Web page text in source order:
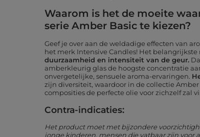
Waarom is het de moeite
serie Amber Basic te kiezen?
Geef je over aan de weldadige effecten van
het merk Intensive Candles! Het
duurzaamheid en intensiteit van de geur.
amberkleurig glas de hoogste concentratie
onvergetelijke, sensuele aroma-ervaringen.
zijn diversiteit, waardoor in de collectie
composities de perfecte olie voor zichzelf zal
Contra-indicaties:
Het product moet met bijzondere
jonge kinderen, mensen die vatbaar zijn voor